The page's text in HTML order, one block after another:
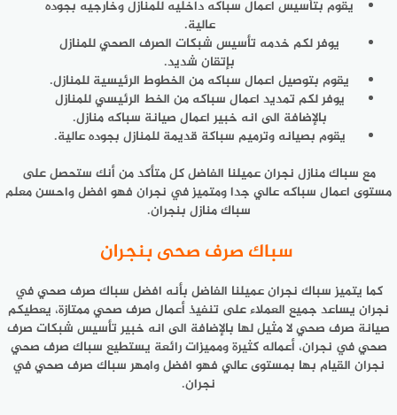
يقوم بتأسيس اعمال سباكه داخليه للمنازل وخارجيه بجوده
عالية.
يوفر لكم خدمه تأسيس شبكات الصرف الصحي للمنازل
بإتقان شديد.
يقوم بتوصيل اعمال سباكه من الخطوط الرئيسية للمنازل.
يوفر لكم تمديد اعمال سباكه من الخط الرئيسي للمنازل
بالإضافة الى انه خبير اعمال صيانة سباكه منازل.
يقوم بصيانه وترميم سباكة قديمة للمنازل بجوده عالية.
مع سباك منازل نجران عميلنا الفاضل كل متأكد من أنك ستحصل على
مستوى اعمال سباكه عالي جدا ومتميز في نجران فهو افضل واحسن معلم
سباك منازل بنجران.
سباك صرف صحى بنجران
كما يتميز سباك نجران عميلنا الفاضل بأنه افضل سباك صرف صحي في
نجران يساعد جميع العملاء على تنفيذ أعمال صرف صحي ممتازة، يعطيكم
صيانة صرف صحي لا مثيل لها بالإضافة الى انه خبير تأسيس شبكات صرف
صحي في نجران، أعماله كثيرة ومميزات رائعة يستطيع سباك صرف صحي
نجران القيام بها بمستوى عالي فهو افضل وامهر سباك صرف صحي في
نجران.